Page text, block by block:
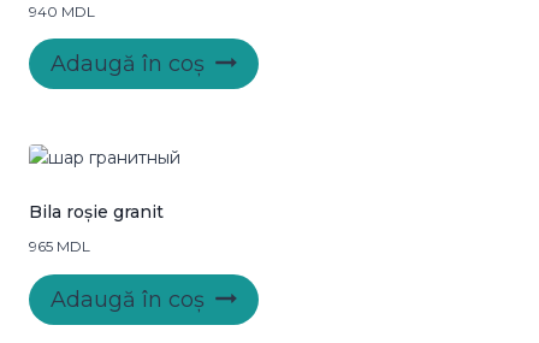
940 MDL
Adaugă în coș
Bila roșie granit
965 MDL
Adaugă în coș